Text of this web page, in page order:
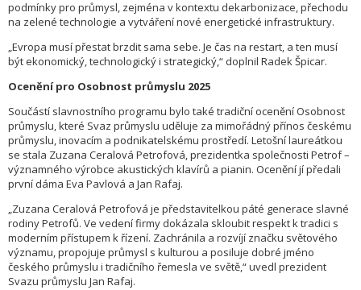
podmínky pro průmysl, zejména v kontextu dekarbonizace, přechodu
na zelené technologie a vytváření nové energetické infrastruktury.
„Evropa musí přestat brzdit sama sebe. Je čas na restart, a ten musí
být ekonomický, technologický i strategický,“ doplnil Radek Špicar.
Ocenění pro Osobnost průmyslu 2025
Součástí slavnostního programu bylo také tradiční ocenění Osobnost
průmyslu, které Svaz průmyslu uděluje za mimořádný přínos českému
průmyslu, inovacím a podnikatelskému prostředí. Letošní laureátkou
se stala Zuzana Ceralová Petrofová, prezidentka společnosti Petrof –
významného výrobce akustických klavírů a pianin. Ocenění jí předali
první dáma Eva Pavlová a Jan Rafaj.
„Zuzana Ceralová Petrofová je představitelkou páté generace slavné
rodiny Petrofů. Ve vedení firmy dokázala skloubit respekt k tradici s
moderním přístupem k řízení. Zachránila a rozvíjí značku světového
významu, propojuje průmysl s kulturou a posiluje dobré jméno
českého průmyslu i tradičního řemesla ve světě,“ uvedl prezident
Svazu průmyslu Jan Rafaj.